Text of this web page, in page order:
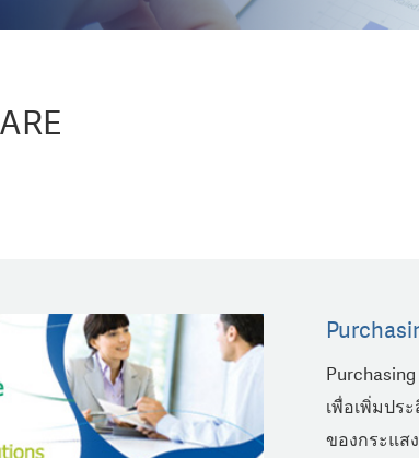
เพื่อเพิ่มปร
ของกระแส